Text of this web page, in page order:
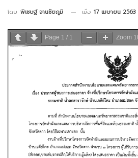
โดย พิเชษฐ์ จานชัยภูมิ เมื่อ 17 เมษายน 2563
Page 1 / 1 Zoom